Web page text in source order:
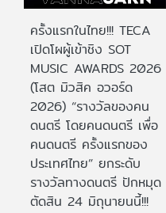
ครั้งแรกในไทย!!! TECA
เปิดโผผู้เข้าชิง SOT
MUSIC AWARDS 2026
(โสต มิวสิค อวอร์ด
2026) “รางวัลของคน
ดนตรี โดยคนดนตรี เพื่อ
คนดนตรี ครั้งแรกของ
ประเทศไทย” ยกระดับ
รางวัลทางดนตรี ปักหมุด
ตัดสิน 24 มิถุนายนนี้!!!